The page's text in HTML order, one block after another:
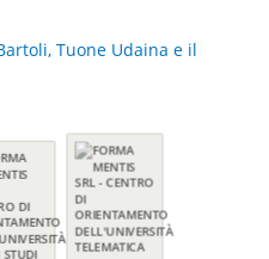
Tuone Udaina e il